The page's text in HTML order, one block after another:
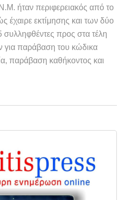
ήταν περιφερειακός από το
εκτίμησης και των δύο
προς στα τέλη
για παράβαση του κώδικα
παράβαση καθήκοντος και